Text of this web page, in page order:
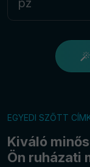
EGYEDI SZŐTT
Kiváló
Ön ruházati